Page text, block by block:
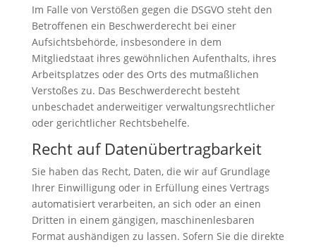
Im Falle von Verstößen gegen die DSGVO steht den
Betroffenen ein Beschwerderecht bei einer
Aufsichtsbehörde, insbesondere in dem
Mitgliedstaat ihres gewöhnlichen Aufenthalts, ihres
Arbeitsplatzes oder des Orts des mutmaßlichen
Verstoßes zu. Das Beschwerderecht besteht
unbeschadet anderweitiger verwaltungsrechtlicher
oder gerichtlicher Rechtsbehelfe.
Recht auf Daten­übertrag­barkeit
Sie haben das Recht, Daten, die wir auf Grundlage
Ihrer Einwilligung oder in Erfüllung eines Vertrags
automatisiert verarbeiten, an sich oder an einen
Dritten in einem gängigen, maschinenlesbaren
Format aushändigen zu lassen. Sofern Sie die direkte